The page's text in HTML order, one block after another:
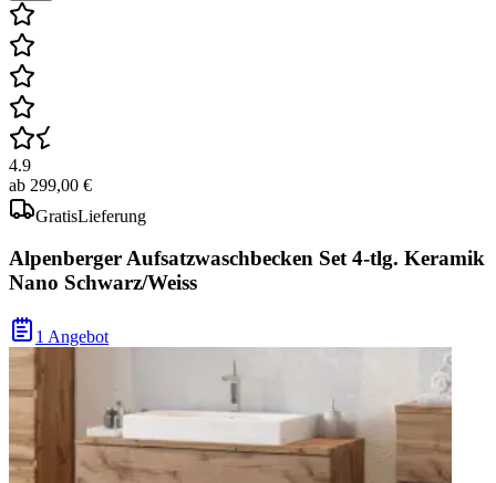
4.9
ab 299,00 €
GratisLieferung
Alpenberger Aufsatzwaschbecken Set 4-tlg. Keramik
Nano Schwarz/Weiss
1 Angebot